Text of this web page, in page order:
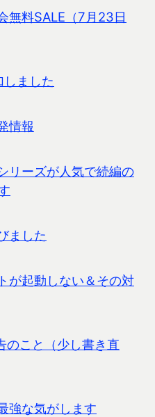
無料SALE（7月23日
ました
情報
リーズが人気で続編の
ました
が起動しない＆その対
のこと（少し書き直
強な気がします